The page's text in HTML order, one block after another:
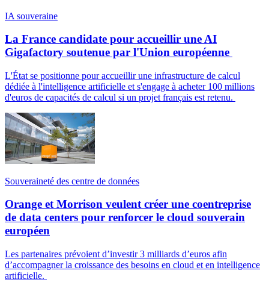
IA souveraine
La France candidate pour accueillir une AI
Gigafactory soutenue par l'Union européenne
L'État se positionne pour accueillir une infrastructure de calcul
dédiée à l'intelligence artificielle et s'engage à acheter 100 millions
d'euros de capacités de calcul si un projet français est retenu.
Souveraineté des centre de données
Orange et Morrison veulent créer une coentreprise
de data centers pour renforcer le cloud souverain
européen
Les partenaires prévoient d’investir 3 milliards d’euros afin
d’accompagner la croissance des besoins en cloud et en intelligence
artificielle.